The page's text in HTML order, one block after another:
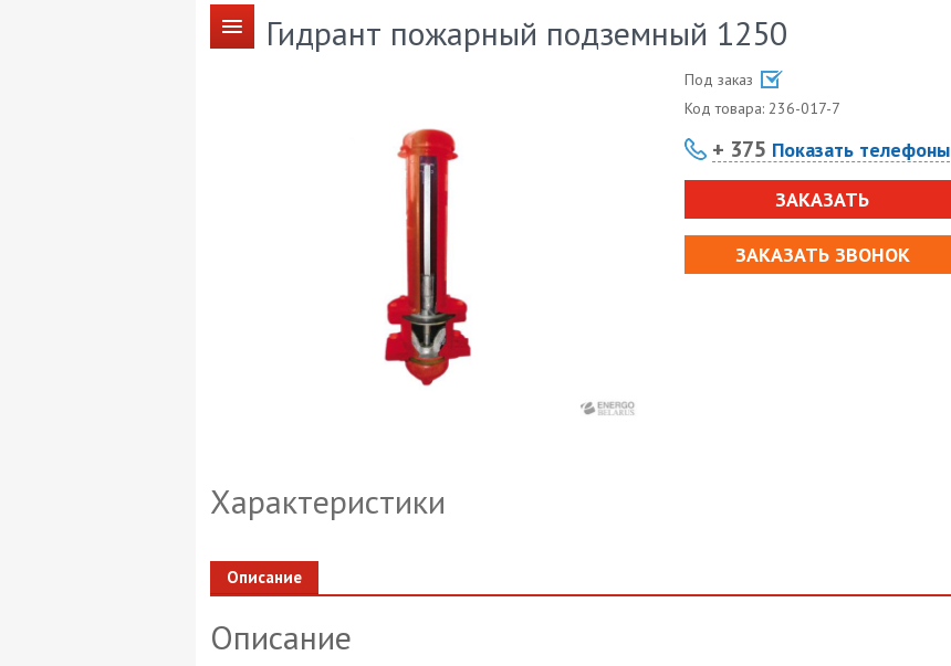
Гидрант пожарный подземный 1250
Под заказ
Код товара: 236-017-7
+ 375 Показать телефоны
ЗАКАЗАТЬ
ЗАКАЗАТЬ ЗВОНОК
Характеристики
Описание
Описание